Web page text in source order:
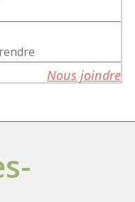
Nous joindre